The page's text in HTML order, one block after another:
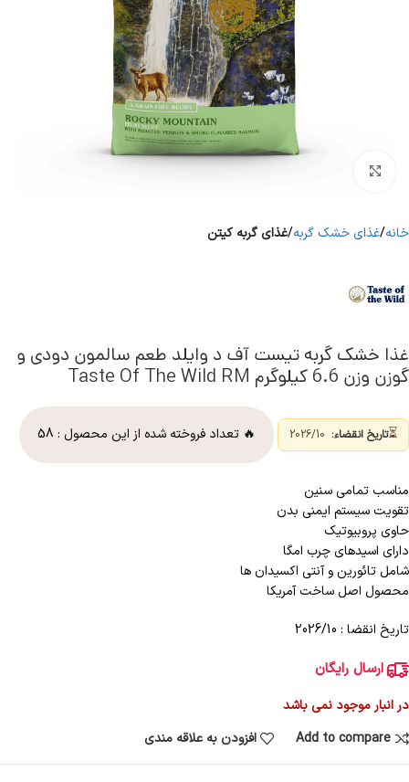
خانه غذای خشک گربه غذای گربه کیتن
غذا خشک گربه تیست آف د وایلد طعم سالمون دودی و
گوزن وزن 6.6 کیلوگرم Taste Of The Wild RM
⏳تاریخ انقضاء: 🔥 تعداد فروخته شده از این محصول : 58
مناسب تمامی سنین
تقویت سیستم ایمنی بدن
حاوی پروبیوتیک
دارای اسیدهای چرب امگا
شامل تائورین و آنتی اکسیدان ها
محصول اصل ساخت آمریکا
تاریخ انقضا : 2026/10
ارسال رایگان
در انبار موجود نمی باشد
Add to compare
افزودن به علاقه مندی